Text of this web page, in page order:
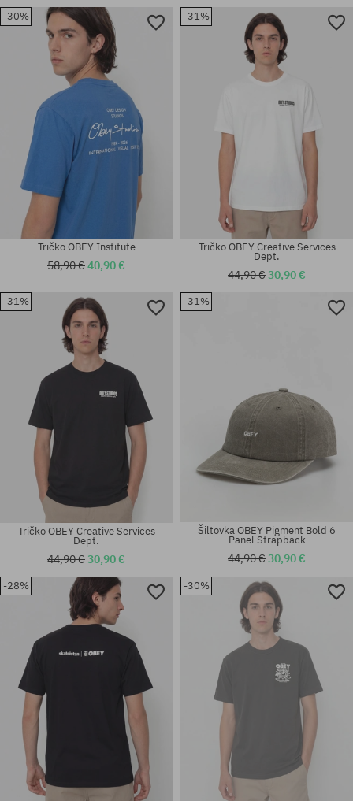
Dostupné veľkosti:
Dostupné veľkosti:
Dostupné veľkosti:
-30%
Dostupné veľkosti:
Tričko OBEY Institute
58,90 €40,90 €
-31%
Dostupné veľkosti:
Tričko OBEY Creative Services
Dept.
44,90 €30,90 €
-31%
Tričko OBEY Creative Services
Dept.
44,90 €30,90 €
-31%
Šiltovka OBEY Pigment Bold 6
Panel Strapback
44,90 €30,90 €
-28% -30%